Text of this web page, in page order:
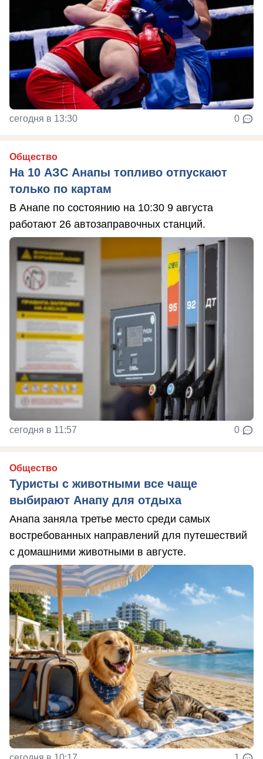
сегодня в 13:30 0
Общество
На 10 АЗС Анапы топливо отпускают
только по картам
В Анапе по состоянию на 10:30 9 августа
работают 26 автозаправочных станций.
сегодня в 11:57 0
Общество
Туристы с животными все чаще
выбирают Анапу для отдыха
Анапа заняла третье место среди самых
востребованных направлений для путешествий
с домашними животными в августе.